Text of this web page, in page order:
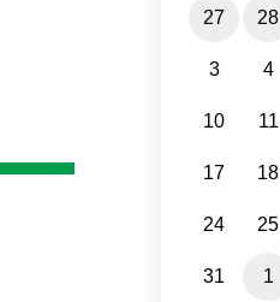
27 28
3 4
10 11
17 18
24 25
31 1